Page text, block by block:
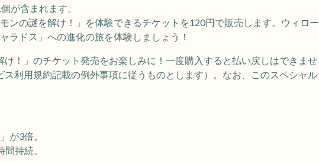
が含まれます。
ンの謎を解け！」を体験できるチケットを120円で販売します。ウィロー
ラドス」への進化の旅を体験しましょう！
！」のチケット発売をお楽しみに！一度購入すると払い戻しはできませ
利用規約記載の例外事項に従うものとします）。なお、このスペシャル
が3倍。
持続。